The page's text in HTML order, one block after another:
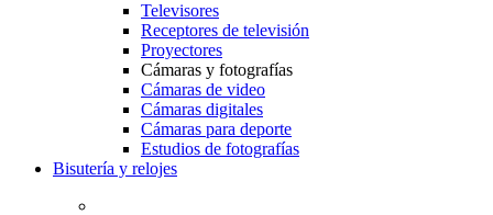
Televisores
Receptores de televisión
Proyectores
Cámaras y fotografías
Cámaras de video
Cámaras digitales
Cámaras para deporte
Estudios de fotografías
Bisutería y relojes